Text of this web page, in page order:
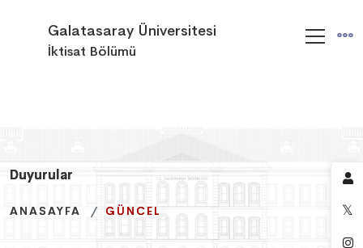
Galatasaray Üniversitesi
İktisat Bölümü
Duyurular
ANASAYFA GÜNCEL
Duyurular
ANASAYFA GÜNCEL
Duyurular
ANASAYFA GÜNCEL